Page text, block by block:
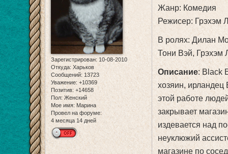
Зарегистрирован: 10-08-2010
Откуда: Харьков
Сообщений: 13723
Уважение: +10369
Позитив: +14658
Пол: Женский
Мое имя: Марина
Провел на форуме:
4 месяца 14 дней
Жанр: Комедия
Режисер: Грэхэм
В ролях: Дилан
Тони Вэй, Грэхэм
Описание: Black
хозяин, ирландец
этой работе
закрывает
издевается над
неуклюжий
магазине по